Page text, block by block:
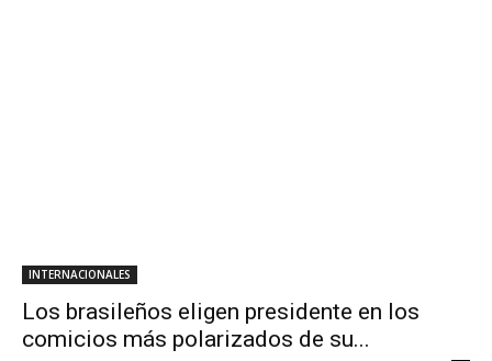
INTERNACIONALES
Los brasileños eligen presidente en los
comicios más polarizados de su...